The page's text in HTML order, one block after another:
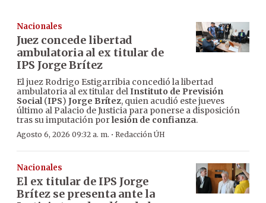
Nacionales
Juez concede libertad
ambulatoria al ex titular de
IPS Jorge Brítez
El juez Rodrigo Estigarribia concedió la libertad
ambulatoria al ex titular delInstituto de Previsión
Social(IPS) Jorge Brítez, quien acudió este jueves
último al Palacio de Justicia para ponerse a disposición
tras su imputación porlesión de confianza.
Agosto 6, 2026 09:32 a. m. · Redacción ÚH
Nacionales
El ex titular de IPS Jorge
Brítez se presenta ante la